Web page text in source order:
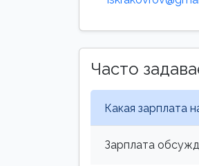
Часто
Какая зарплата
Зарплата